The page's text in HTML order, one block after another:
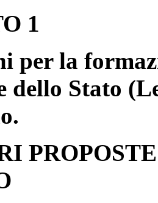
1
per la
dello Stato